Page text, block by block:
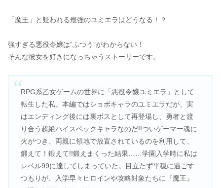
「魔王」と疑われる最強のユミエラはどうなる！？
強すぎる悪役令嬢は”ふつう”がわからない！
そんな彼女を好きになっちゃうストーリーです。
RPG系乙女ゲームの世界に「悪役令嬢ユミエラ」として
転生した私。本編ではショボキャラのユミエラだが、実
はエンディング後には裏ボスとして再登場し、勇者と渡
り合う超絶ハイスペックキャラなのだ!!ついゲーマー魂に
火がつき、両親に領地で放置されているのを利用して、
鍛えて！鍛えて!!鍛えまくった結果……学園入学時に私は
レベル99に達してしまっていた。目立たず平穏に過ごす
つもりが、入学早々ヒロインや攻略対象たちに『魔王』